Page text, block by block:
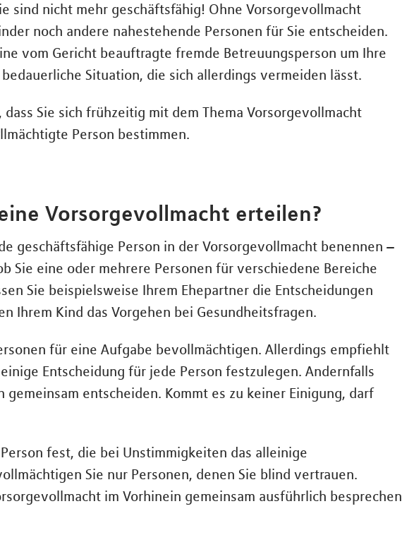
sind nicht mehr geschäftsfähig! Ohne Vorsorgevollmacht
noch andere nahestehende Personen für Sie entscheiden.
vom Gericht beauftragte fremde Betreuungsperson um Ihre
Situation, die sich allerdings vermeiden lässt.
Sie sich frühzeitig mit dem Thema Vorsorgevollmacht
Person bestimmen.
Vorsorgevollmacht erteilen?
geschäftsfähige Person in der Vorsorgevollmacht benennen –
Sie eine oder mehrere Personen für verschiedene Bereiche
Sie beispielsweise Ihrem Ehepartner die Entscheidungen
Ihrem Kind das Vorgehen bei Gesundheitsfragen.
für eine Aufgabe bevollmächtigen. Allerdings empfiehlt
Entscheidung für jede Person festzulegen. Andernfalls
gemeinsam entscheiden. Kommt es zu keiner Einigung, darf
fest, die bei Unstimmigkeiten das alleinige
Sie nur Personen, denen Sie blind vertrauen.
im Vorhinein gemeinsam ausführlich besprechen